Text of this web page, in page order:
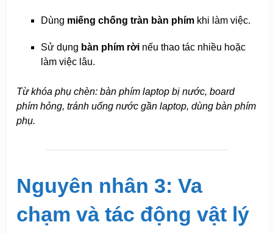
Dùng miếng chống tràn bàn phímkhi làm việc.
Sử dụng bàn phím rờinếu thao tác nhiều hoặc
làm việc lâu.
Từ khóa phụ chèn: bàn phím laptop bị nước, board
phím hỏng, tránh uống nước gần laptop, dùng bàn phím
phụ.
Nguyên nhân 3: Va
chạm và tác động vật lý